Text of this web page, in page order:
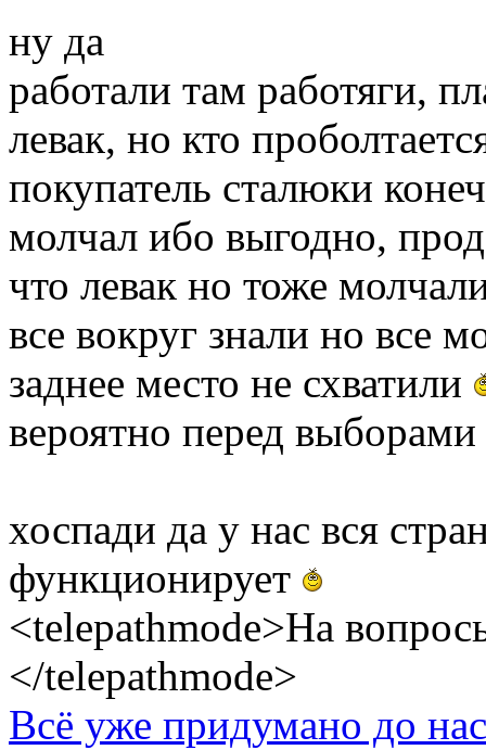
ну да
работали там работяги,
левак, но кто
покупатель сталюки
молчал ибо выгодно,
что левак но тоже
все вокруг знали но все
заднее место не схватили
вероятно перед
хоспади да у нас вся
функционирует
<telepathmode>На
</telepathmode>
Всё уже придумано до